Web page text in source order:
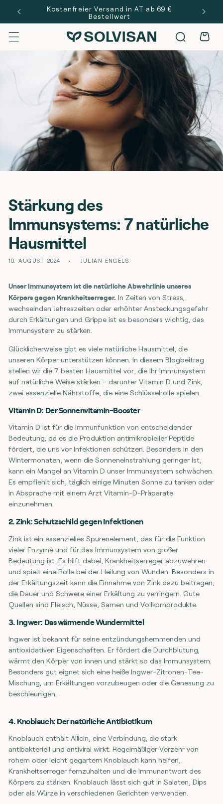
Direkt zum
Inhalt
Kostenfreier Versand in AT ab 69 €
Bestellwert
Warenkorb
Stärkung des
Immunsystems: 7 natürliche
Hausmittel
10. AUGUST 2024 JULIAN ENGELS
Unser Immunsystem ist die natürliche Abwehrlinie unseres
Körpers gegen Krankheitserreger. In Zeiten von Stress,
wechselnden Jahreszeiten oder erhöhter Ansteckungsgefahr
durch Erkältungen und Grippe ist es besonders wichtig, das
Immunsystem zu stärken.
Glücklicherweise gibt es viele natürliche Hausmittel, die
unseren Körper unterstützen können. In diesem Blogbeitrag
stellen wir die 7 besten Hausmittel vor, die Ihr Immunsystem
auf natürliche Weise stärken – darunter Vitamin D und Zink,
zwei essenzielle Nährstoffe, die eine Schlüsselrolle spielen.
Vitamin D: Der Sonnenvitamin-Booster
Vitamin D ist für die Immunfunktion von entscheidender
Bedeutung, da es die Produktion antimikrobieller Peptide
fördert, die uns vor Infektionen schützen. Besonders in den
Wintermonaten, wenn die Sonneneinstrahlung geringer ist,
kann ein Mangel an Vitamin D unser Immunsystem schwächen.
Es empfiehlt sich, täglich einige Minuten Sonne zu tanken oder
in Absprache mit einem Arzt Vitamin-D-Präparate
einzunehmen.
2. Zink: Schutzschild gegen Infektionen
Zink ist ein essenzielles Spurenelement, das für die Funktion
vieler Enzyme und für das Immunsystem von großer
Bedeutung ist. Es hilft dabei, Krankheitserreger abzuwehren
und spielt eine Rolle bei der Heilung von Wunden. Besonders in
der Erkältungszeit kann die Einnahme von Zink dazu beitragen,
die Dauer und Schwere einer Erkältung zu verringern. Gute
Quellen sind Fleisch, Nüsse, Samen und Vollkornprodukte.
3. Ingwer: Das wärmende Wundermittel
Ingwer ist bekannt für seine entzündungshemmenden und
antioxidativen Eigenschaften. Er fördert die Durchblutung,
wärmt den Körper von innen und stärkt so das Immunsystem.
Besonders gut eignet sich eine heiße Ingwer-Zitronen-Tee-
Mischung, um Erkältungen vorzubeugen oder die Genesung zu
beschleunigen.
4. Knoblauch: Der natürliche Antibiotikum
Knoblauch enthält Allicin, eine Verbindung, die stark
antibakteriell und antiviral wirkt. Regelmäßiger Verzehr von
rohem oder leicht gegartem Knoblauch kann helfen,
Krankheitserreger fernzuhalten und die Immunantwort des
Körpers zu stärken. Knoblauch lässt sich gut in Salaten, Dips
oder als Würze in verschiedenen Gerichten verwenden.